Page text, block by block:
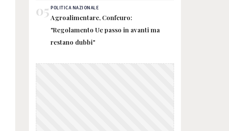
05 POLITICA NAZIONALE
Agroalimentare, Confeuro:
"Regolamento Ue passo in avanti ma
restano dubbi"